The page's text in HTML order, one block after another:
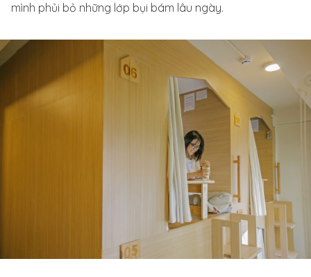
mình phủi bỏ những lớp bụi bám lâu ngày.